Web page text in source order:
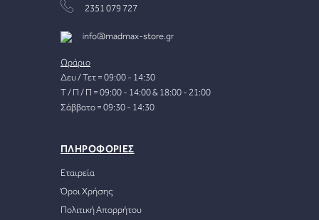
2351 079 727
info@madmax-store.gr
Ωράριο
Δευ / Τετ = 09:00 - 14:30
Τ / Π / Π = 09:00 - 14:00 & 18:00 - 21:00
Σάββατο = 09:30 - 14:30
ΠΛΗΡΟΦΟΡΙΕΣ
Εταιρεία
Όροι Χρήσης
Πολιτική Απορρήτου